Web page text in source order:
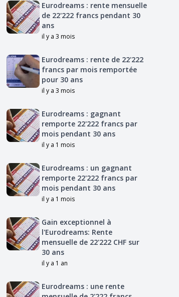
Eurodreams : rente mensuelle
de 22'222 francs pendant 30
ans
il y a 3 mois
Eurodreams : rente de 22'222
francs par mois remportée
pour 30 ans
il y a 3 mois
Eurodreams : gagnant
remporte 22'222 francs par
mois pendant 30 ans
il y a 1 mois
Eurodreams : un gagnant
remporte 22'222 francs par
mois pendant 30 ans
il y a 1 mois
Gain exceptionnel à
l'Eurodreams: Rente
mensuelle de 22'222 CHF sur
30 ans
il y a 1 an
Eurodreams : une rente